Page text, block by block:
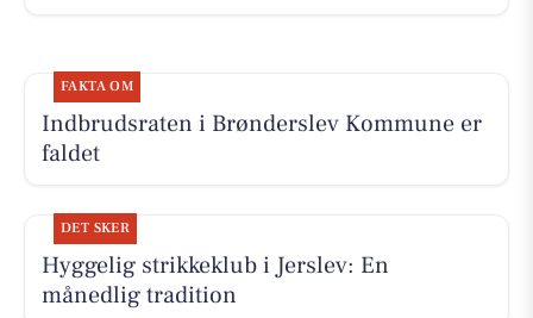
FAKTA OM
Indbrudsraten i Brønderslev Kommune er
faldet
DET SKER
Hyggelig strikkeklub i Jerslev: En
månedlig tradition